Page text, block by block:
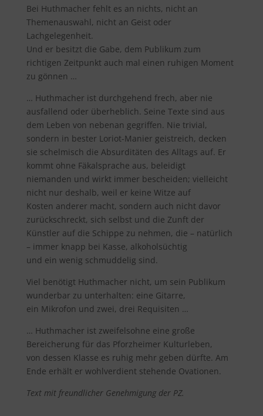
Bei Huthmacher fehlt es an nichts, nicht an
Themenauswahl, nicht an Geist oder
Lachgelegenheit.
Und er besitzt die Gabe, dem Publikum zum
richtigen Zeitpunkt auch mal einen ruhigen Moment
zu gönnen …
… Huthmacher ist durchgehend frech, aber nie
ausfallend oder überheblich. Seine Texte sind aus
dem Leben von nebenan gegriffen. Nie trivial,
sondern in bester Loriot-Manier geistreich, decken
sie schelmisch die Absurditäten des Alltags auf. Er
kommt ohne Fäkalsprache aus, beleidigt
niemanden und wirkt immer bescheiden; vielleicht
nicht nur deshalb, weil er keine Witze auf
Kosten anderer macht, sondern auch nicht davor
zurückschreckt, sich selbst und die Zunft der
Künstler auf die Schippe zu nehmen, die – natürlich
– immer knapp bei Kasse, alkoholsüchtig
und ein wenig schmuddelig sind.
Viel benötigt Huthmacher nicht, um sein Publikum
wunderbar zu unterhalten: eine Gitarre,
ein Mikrofon und zwei, drei Requisiten …
… Huthmacher ist zweifelsohne eine große
Bereicherung für das Pforzheimer Kulturleben,
von dessen Klasse es ruhig mehr geben dürfte. Am
Ende erhält er wohlverdient stehende Ovationen.
Text mit freundlicher Genehmigung der PZ.